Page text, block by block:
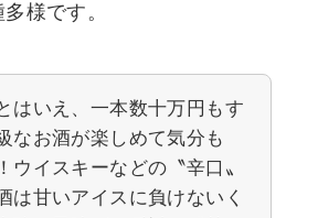
様です。
はいえ、一本数十万円もす
なお酒が楽しめて気分も
ウイスキーなどの〝辛口〟
は甘いアイスに負けないく